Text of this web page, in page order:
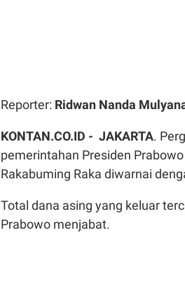
Reporter: Ridwan Nanda
KONTAN.CO.ID - JAKARTA.
pemerintahan Presiden
Rakabuming Raka diwarnai
Total dana asing yang keluar
Prabowo menjabat.